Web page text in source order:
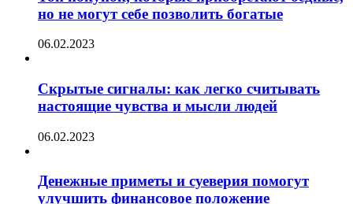
но не могут себе позволить богатые
06.02.2023
Скрытые сигналы: как легко считывать
настоящие чувства и мысли людей
06.02.2023
Денежные приметы и суеверия помогут
улучшить финансовое положение